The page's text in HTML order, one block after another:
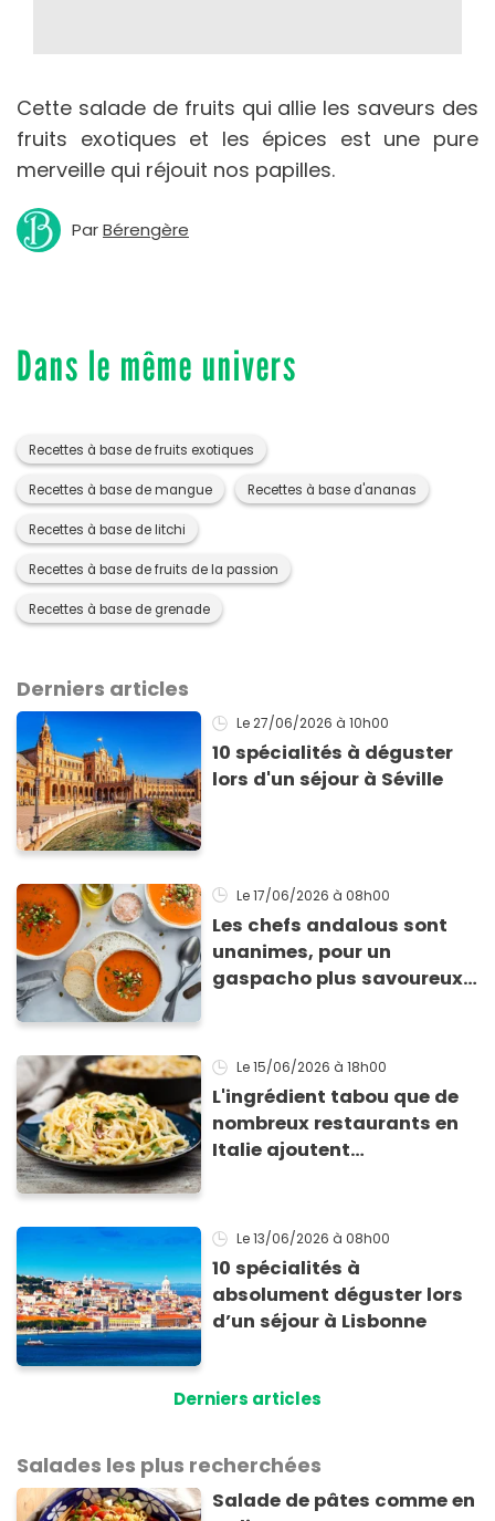
Cette salade de fruits qui allie les saveurs des
fruits exotiques et les épices est une pure
merveille qui réjouit nos papilles.
ParBérengère
Dans le même univers
Recettes à base de fruits exotiques
Recettes à base de mangue Recettes à base d'ananas
Recettes à base de litchi
Recettes à base de fruits de la passion
Recettes à base de grenade
Derniers articles
Le 27/06/2026 à 10h00
10 spécialités à déguster
lors d'un séjour à Séville
Le 17/06/2026 à 08h00
Les chefs andalous sont
unanimes, pour un
gaspacho plus savoureux,
Le 15/06/2026 à 18h00
L'ingrédient tabou que de
nombreux restaurants en
Italie ajoutent
Le 13/06/2026 à 08h00
10 spécialités à
absolument déguster lors
d’un séjour à Lisbonne
Derniers articles
Salades les plus recherchées
Salade de pâtes comme en